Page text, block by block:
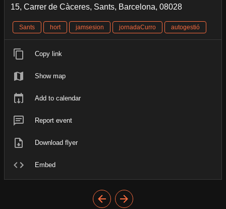
15, Carrer de Càceres, Sants, Barcelona, 08028
Sants hort jamsesion jornadaCurro autogestió
Copy link
Show map
Add to calendar
Report event
Download flyer
Embed